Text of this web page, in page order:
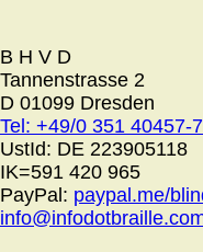
B H V D
Tannenstrasse 2
D 01099 Dresden
Tel: +49/0 351 40457-
UstId: DE 223905118
IK=591 420 965
PayPal: paypal.me/